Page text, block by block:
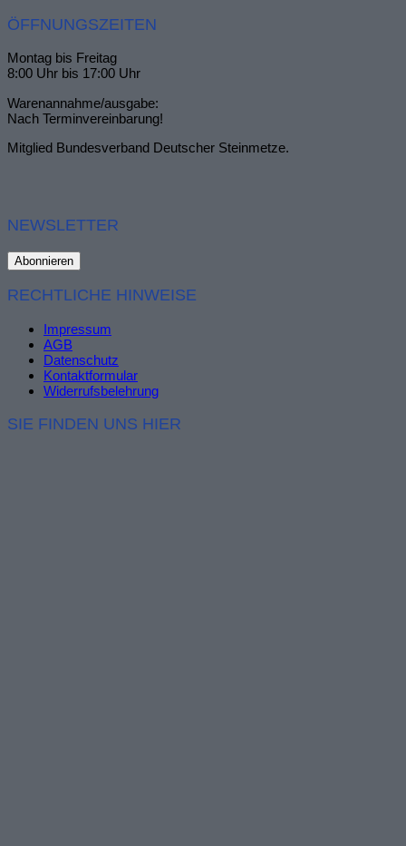
ÖFFNUNGSZEITEN
Montag bis Freitag
8:00 Uhr bis 17:00 Uhr
Warenannahme/ausgabe:
Nach Terminvereinbarung!
Mitglied Bundesverband Deutscher Steinmetze.
NEWSLETTER
RECHTLICHE HINWEISE
Impressum
AGB
Datenschutz
Kontaktformular
Widerrufsbelehrung
SIE FINDEN UNS HIER